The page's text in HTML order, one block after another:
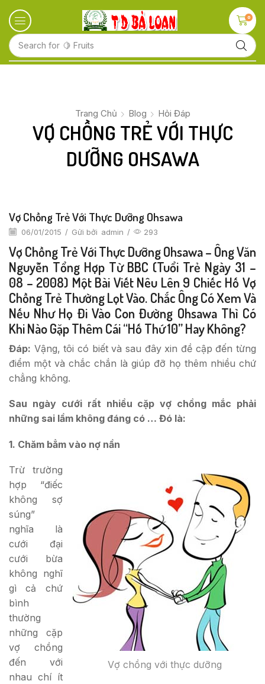
Search for 🍋 Fruits
0
Trang Chủ Blog Hỏi Đáp
VỢ CHỒNG TRẺ VỚI THỰC
DƯỠNG OHSAWA
Vợ Chồng Trẻ Với Thực Dưỡng Ohsawa
06/01/2015 / Gửi bởi admin / 293
Vợ Chồng Trẻ Với Thực Dưỡng Ohsawa – Ông Văn
Nguyễn Tổng Hợp Từ BBC (tuổi Trẻ Ngày 31 –
08 – 2008) Một Bài Viết Nêu Lên 9 Chiếc Hố Vợ
Chồng Trẻ Thường Lọt Vào. Chắc Ông Có Xem Và
Nếu Như Họ Đi Vào Con Đường Ohsawa Thì Có
Khi Nào Gặp Thêm Cái “hố Thứ 10” Hay Không?
Đáp: Vậng, tôi có biết và sau đây xin đề cập đến từng
điểm một và chắc chắn là giúp đỡ họ thêm nhiều chứ
chẳng không.
Sau ngày cưới rất nhiều cặp vợ chồng mắc phải
những sai lầm không đáng có … Đó là:
1. Chăm bẳm vào nợ nần
Vợ chồng với thực dưỡng
Trừ trường
hợp “điếc
không sợ
súng”
nghĩa là
cưới đại
cưới bừa
không nghĩ
gì cả chứ
bình
thường
những cặp
vợ chồng
đến với
nhau chí ít